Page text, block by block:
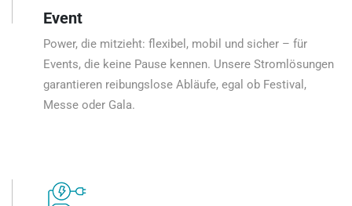
Event
Power, die mitzieht: flexibel, mobil und sicher – für
Events, die keine Pause kennen. Unsere Stromlösungen
garantieren reibungslose Abläufe, egal ob Festival,
Messe oder Gala.